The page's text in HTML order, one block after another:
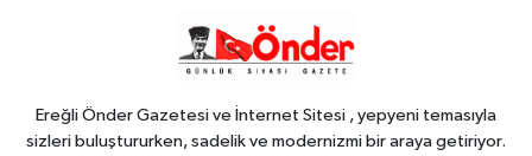
18:30 Trabzonspor'a büyük destek
Ereğli Önder Gazetesi ve İnternet Sitesi , yepyeni temasıyla
sizleri buluştururken, sadelik ve modernizmi bir araya getiriyor.